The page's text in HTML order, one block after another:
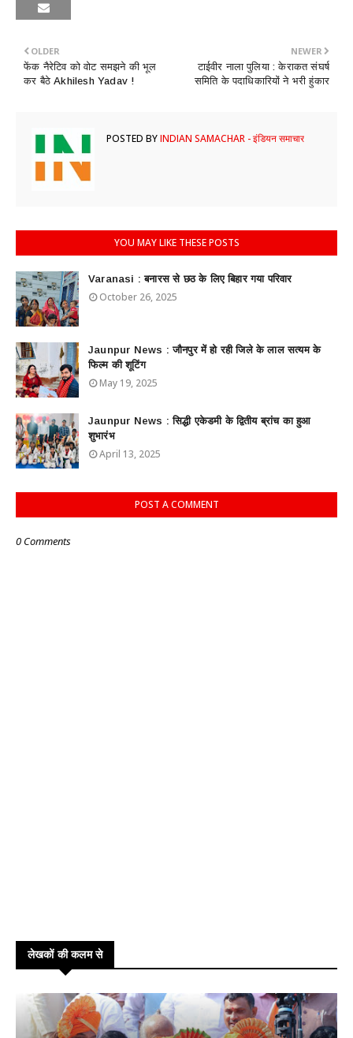
NEWER
टाईवीर नाला पुलिया : केराकत संघर्ष
समिति के पदाधिकारियों ने भरी हुंकार
OLDER
फेंक नैरेटिव को वोट समझने की भूल
कर बैठे Akhilesh Yadav !
POSTED BYINDIAN SAMACHAR - इंडियन समाचार
YOU MAY LIKE THESE POSTS
Varanasi : ​​बनारस से छठ के लिए बिहार गया परिवार
October 26, 2025
Jaunpur News : जौनपुर में हो रही जिले के लाल सत्यम के
फिल्म की शूटिंग
May 19, 2025
Jaunpur News : सिद्धी एकेडमी के द्वितीय ब्रांच का हुआ
शुभारंभ
April 13, 2025
POST A COMMENT
0 Comments
लेखकों की कलम से